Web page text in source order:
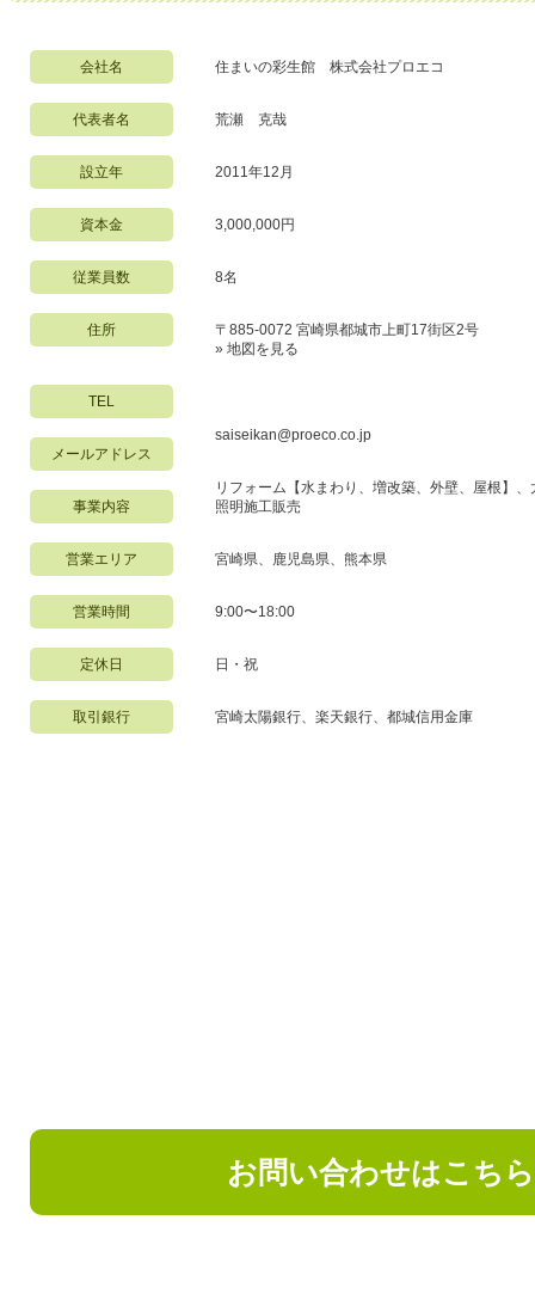
会社名 住まいの彩生館 株式会社プロエコ
代表者名 荒瀬 克哉
設立年 2011年12月
資本金 3,000,000円
従業員数 8名
住所
〒885-0072 宮崎県都城市上町17街区2号
» 地図を見る
TEL
メールアドレス
saiseikan@proeco.co.jp
事業内容
リフォーム【水まわり、増改築、外壁、屋根】
照明施工販売
営業エリア 宮崎県、鹿児島県、熊本県
営業時間 9:00〜18:00
定休日 日・祝
取引銀行 宮崎太陽銀行、楽天銀行、都城信用金庫
お問い合わせはこち